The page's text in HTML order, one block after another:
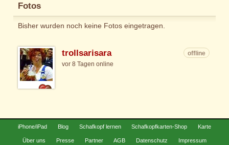
Fotos
Bisher wurden noch keine Fotos eingetragen.
trollsarisara
offline
vor 8 Tagen online
iPhone/iPad Blog Schafkopf lernen Schafkopfkarten-Shop Karte
Über uns Presse Partner AGB Datenschutz Impressum